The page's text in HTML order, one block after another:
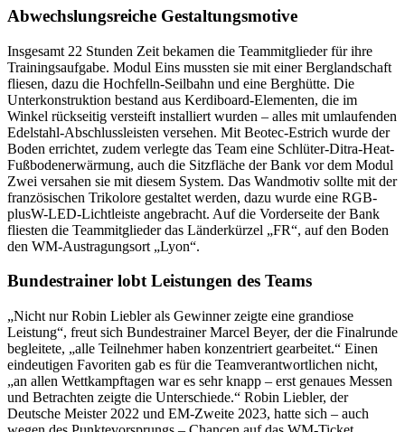
Abwechslungsreiche Gestaltungsmotive
Insgesamt 22 Stunden Zeit bekamen die Teammitglieder für ihre
Trainingsaufgabe. Modul Eins mussten sie mit einer Berglandschaft
fliesen, dazu die Hochfelln-Seilbahn und eine Berghütte. Die
Unterkonstruktion bestand aus Kerdiboard-Elementen, die im
Winkel rückseitig versteift installiert wurden – alles mit umlaufenden
Edelstahl-Abschlussleisten versehen. Mit Beotec-Estrich wurde der
Boden errichtet, zudem verlegte das Team eine Schlüter-Ditra-Heat-
Fußbodenerwärmung, auch die Sitzfläche der Bank vor dem Modul
Zwei versahen sie mit diesem System. Das Wandmotiv sollte mit der
französischen Trikolore gestaltet werden, dazu wurde eine RGB-
plusW-LED-Lichtleiste angebracht. Auf die Vorderseite der Bank
fliesten die Teammitglieder das Länderkürzel „FR“, auf den Boden
den WM-Austragungsort „Lyon“.
Bundestrainer lobt Leistungen des Teams
„Nicht nur Robin Liebler als Gewinner zeigte eine grandiose
Leistung“, freut sich Bundestrainer Marcel Beyer, der die Finalrunde
begleitete, „alle Teilnehmer haben konzentriert gearbeitet.“ Einen
eindeutigen Favoriten gab es für die Teamverantwortlichen nicht,
„an allen Wettkampftagen war es sehr knapp – erst genaues Messen
und Betrachten zeigte die Unterschiede.“ Robin Liebler, der
Deutsche Meister 2022 und EM-Zweite 2023, hatte sich – auch